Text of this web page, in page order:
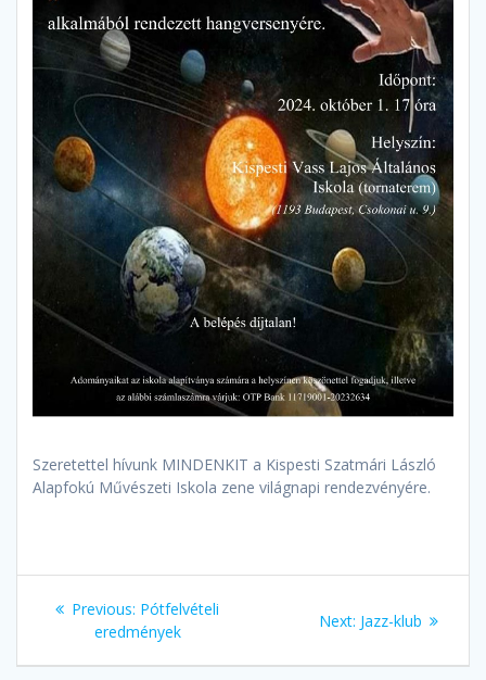
Szeretettel hívunk MINDENKIT a Kispesti Szatmári László
Alapfokú Művészeti Iskola zene világnapi rendezvényére.
Bejegyzés
navigáció
Previous: Previous
post:
Pótfelvételi
eredmények
Next: Next
Jazz-klub